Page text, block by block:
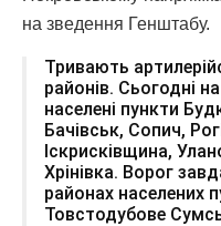
на зведення Генштабу.
Тривають
районів. Сьогодні
населені пункти
Бачівськ, Сопич,
Іскрисківщина,
Хрінівка. Ворог
районах населених
Товстодубове